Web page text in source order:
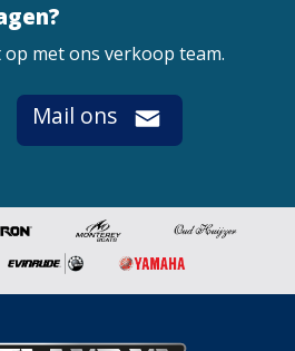
met ons verkoop team.
Mail ons